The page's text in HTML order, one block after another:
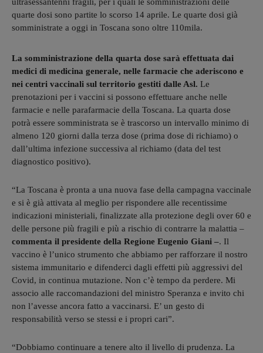
quarte dosi sono partite lo scorso 14 aprile. Le quarte dosi già
somministrate a oggi in Toscana sono oltre 110mila.
La somministrazione della quarta dose sarà effettuata dai
medici di medicina generale, nelle farmacie che aderiscono e
nei centri vaccinali sul territorio gestiti dalle Asl. Le
prenotazioni per i vaccini si possono effettuare anche nelle
farmacie e nelle parafarmacie della Toscana. La quarta dose
potrà essere somministrata se è trascorso un intervallo minimo di
almeno 120 giorni dalla terza dose (prima dose di richiamo) o
dall’ultima infezione successiva al richiamo (data del test
diagnostico positivo).
“La Toscana è pronta a una nuova fase della campagna vaccinale
e si è già attivata al meglio per rispondere alle recentissime
indicazioni ministeriali, finalizzate alla protezione degli over 60 e
delle persone più fragili e più a rischio di contrarre la malattia –
commenta il presidente della Regione Eugenio Giani –. Il
vaccino è l’unico strumento che abbiamo per rafforzare il nostro
sistema immunitario e difenderci dagli effetti più aggressivi del
Covid, in continua mutazione. Non c’è tempo da perdere. Mi
associo alle raccomandazioni del ministro Speranza e invito chi
non l’avesse ancora fatto a vaccinarsi. E’ un gesto di
responsabilità verso se stessi e i propri cari”.
“Dobbiamo continuare a tenere alto il livello di prudenza. La